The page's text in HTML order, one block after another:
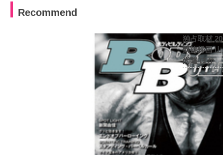
Recommend
独占取材
凱旋帰国
尚隆 ほか